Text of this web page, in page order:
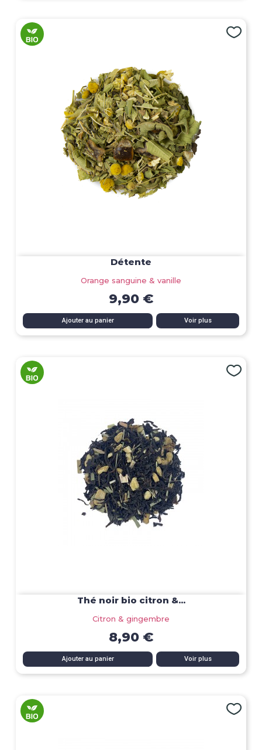
Détente
Orange sanguine & vanille
9,90 €
Ajouter au panier Voir plus
Thé noir bio citron &...
Citron & gingembre
8,90 €
Ajouter au panier Voir plus